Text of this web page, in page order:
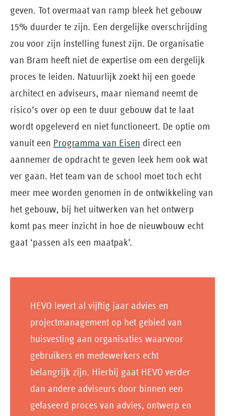
geven. Tot overmaat van ramp bleek het gebouw
15% duurder te zijn. Een dergelijke overschrijding
zou voor zijn instelling funest zijn. De organisatie
van Bram heeft niet de expertise om een dergelijk
proces te leiden. Natuurlijk zoekt hij een goede
architect en adviseurs, maar niemand neemt de
risico’s over op een te duur gebouw dat te laat
wordt opgeleverd en niet functioneert. De optie om
vanuit een Programma van Eisen direct een
aannemer de opdracht te geven leek hem ook wat
ver gaan. Het team van de school moet toch echt
meer mee worden genomen in de ontwikkeling van
het gebouw, bij het uitwerken van het ontwerp
komt pas meer inzicht in hoe de nieuwbouw echt
gaat ‘passen als een maatpak’.
HEVO levert al vijftig jaar advies en
projectmanagement op het gebied van
huisvesting aan organisaties waarvoor
gebruikers en medewerkers echt
belangrijk zijn. Hierbij gaat HEVO verder
dan andere adviseurs door binnen een
gefaseerd proces van advies, ontwerp en